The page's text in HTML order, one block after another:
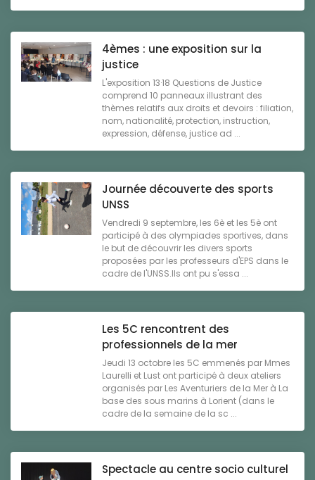
4èmes : une exposition sur la
justice
L'exposition 13·18 Questions de Justice
comprend 10 panneaux illustrant des
thèmes relatifs aux droits et devoirs : filiation,
nom, nationalité, protection, instruction,
expression, défense, justice ad ...
Journée découverte des sports
UNSS
Vendredi 9 septembre, les 6è et les 5è ont
participé à des olympiades sportives, dans
le but de découvrir les divers sports
proposées par les professeurs d'EPS dans le
cadre de l'UNSS.Ils ont pu s'essa ...
Les 5C rencontrent des
professionnels de la mer
Jeudi 13 octobre les 5C emmenés par Mmes
Laurelli et Lust ont participé à deux ateliers
organisés par Les Aventuriers de la Mer à La
base des sous marins à Lorient (dans le
cadre de la semaine de la sc ...
Spectacle au centre socio culturel